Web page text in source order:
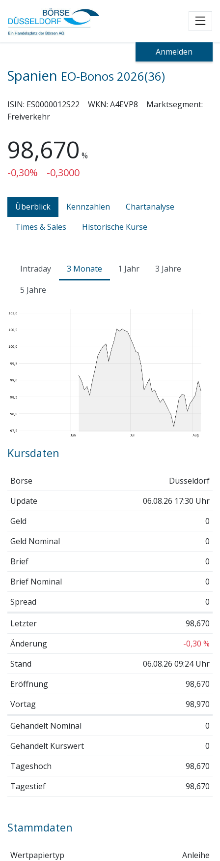
Anmelden
Spanien EO-Bonos 2026(36)
ISIN: ES0000012S22 WKN: A4EVP8
Marktsegment:
Freiverkehr
98,670 %
-0,30% -0,3000
Überblick Kennzahlen
Chartanalyse
Times & Sales
Historische Kurse
Intraday 3 Monate 1 Jahr
3 Jahre
5 Jahre
Kursdaten
Börse
Düsseldorf
Update
06.08.26 17:30 Uhr
Geld
0
Geld Nominal
0
Brief
0
Brief Nominal
0
Spread
0
Letzter
98,670
Änderung
-0,30 %
Stand
06.08.26 09:24 Uhr
Eröffnung
98,670
Vortag
98,970
Gehandelt Nominal
0
Gehandelt Kurswert
0
Tageshoch
98,670
Tagestief
98,670
Stammdaten
Wertpapiertyp
Anleihe